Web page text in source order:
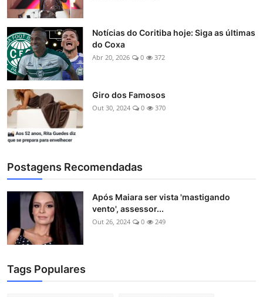
Notícias do Coritiba hoje: Siga as últimas
do Coxa
Abr 20, 2026 0 372
Giro dos Famosos
Out 30, 2024 0 370
Postagens Recomendadas
Após Maiara ser vista 'mastigando
vento', assessor...
Out 26, 2024 0 249
Tags Populares